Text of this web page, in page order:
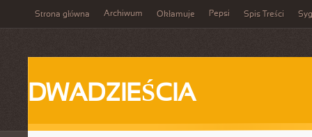
Strona główna Archiwum Okłamuje Pepsi Spis Treści
DWADZIEŚCIA